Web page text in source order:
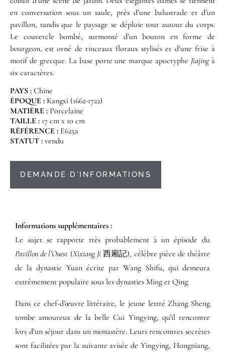
en conversation sous un saule, près d’une balustrade et d’un
pavillon, tandis que le paysage se déploie tout autour du corps.
Le couvercle bombé, surmonté d’un bouton en forme de
bourgeon, est orné de rinceaux floraux stylisés et d’une frise à
motif de grecque. La base porte une marque apocryphe Jiajing à
six caractères.
PAYS : Chine
ÉPOQUE : Kangxi (1662-1722)
MATIÈRE : Porcelaine
TAILLE : 17 cm x 10 cm
RÉFÉRENCE : E625a
STATUT : vendu
DEMANDE D'INFORMATIONS
Informations supplémentaires​ :​
Le sujet se rapporte très probablement à un épisode du
Pavillon de l’Ouest (Xixiang Ji西廂記), célèbre pièce de théâtre
de la dynastie Yuan écrite par Wang Shifu, qui demeura
extrêmement populaire sous les dynasties Ming et Qing.
Dans ce chef-d’œuvre littéraire, le jeune lettré Zhang Sheng
tombe amoureux de la belle Cui Yingying, qu’il rencontre
lors d’un séjour dans un monastère. Leurs rencontres secrètes
sont facilitées par la suivante avisée de Yingying, Hongniang,